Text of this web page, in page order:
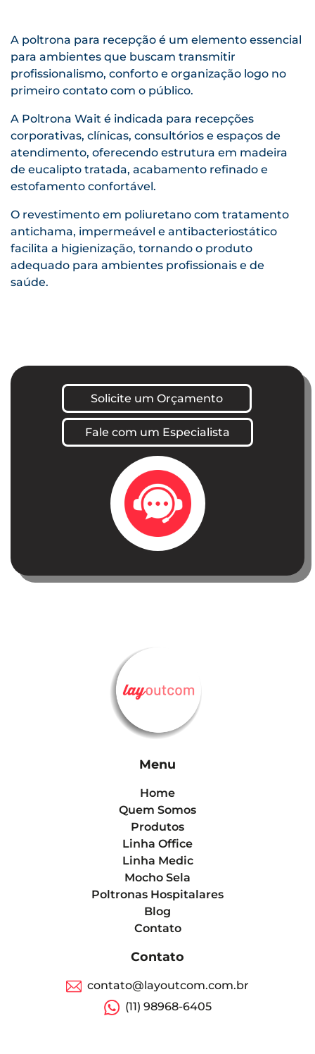
A poltrona para recepção é um elemento essencial
para ambientes que buscam transmitir
profissionalismo, conforto e organização logo no
primeiro contato com o público.
A Poltrona Wait é indicada para recepções
corporativas, clínicas, consultórios e espaços de
atendimento, oferecendo estrutura em madeira
de eucalipto tratada, acabamento refinado e
estofamento confortável.
O revestimento em poliuretano com tratamento
antichama, impermeável e antibacteriostático
facilita a higienização, tornando o produto
adequado para ambientes profissionais e de
saúde.
Solicite um Orçamento
Fale com um Especialista
Menu
Home
Quem Somos
Produtos
Linha Office
Linha Medic
Mocho Sela
Poltronas Hospitalares
Blog
Contato
Contato
contato@layoutcom.com.br
(11) 98968-6405